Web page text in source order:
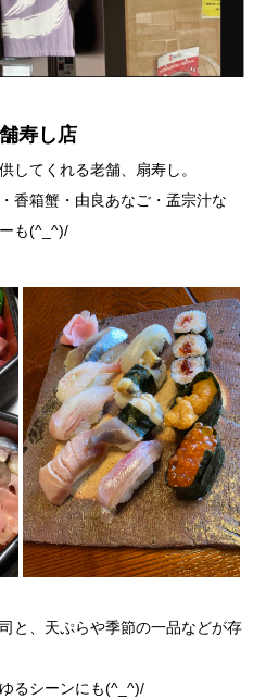
寿し店
してくれる老舗、扇寿し。
香箱蟹・由良あなご・孟宗汁な
も(^_^)/
と、天ぷらや季節の一品などが存
るシーンにも(^_^)/